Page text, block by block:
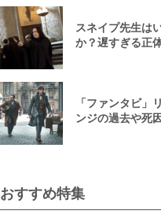
スネイプ先生は
か？遅すぎる正
「ファンタビ」
ンジの過去や死
おすすめ特集